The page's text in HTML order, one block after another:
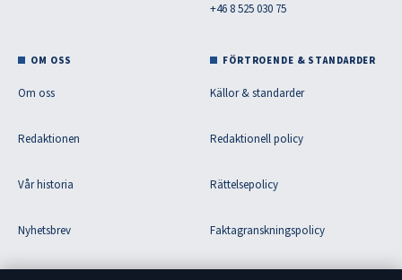
+46 8 525 030 75
OM OSS
Om oss
Redaktionen
Vår historia
Nyhetsbrev
FÖRTROENDE & STANDARDER
Källor & standarder
Redaktionell policy
Rättelsepolicy
Faktagranskningspolicy